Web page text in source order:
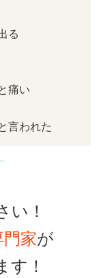
る
痛い
言われた
い！
家が
す！